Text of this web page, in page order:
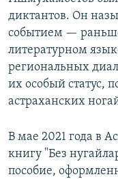
диктантов. Он
событием —
литературном
региональных
их особый статус,
астраханских
В мае 2021 года в
книгу "Без
пособие,